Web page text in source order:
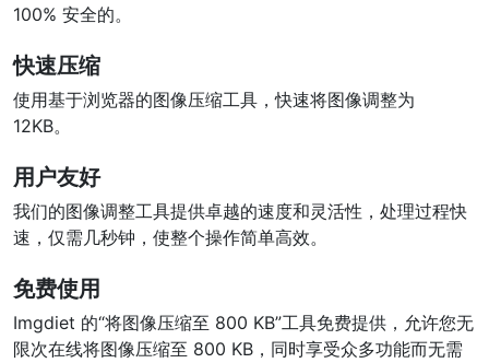
100% 安全的。
快速压缩
使用基于浏览器的图像压缩工具，快速将图像调整为
12KB。
用户友好
我们的图像调整工具提供卓越的速度和灵活性，处理过程快
速，仅需几秒钟，使整个操作简单高效。
免费使用
Imgdiet 的“将图像压缩至 800 KB”工具免费提供，允许您无
限次在线将图像压缩至 800 KB，同时享受众多功能而无需